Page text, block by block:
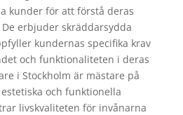
kunder för att förstå deras
erbjuder skräddarsydda
kundernas specifika krav
och funktionaliteten i deras
i Stockholm är mästare på
och funktionella
livskvaliteten för invånarna